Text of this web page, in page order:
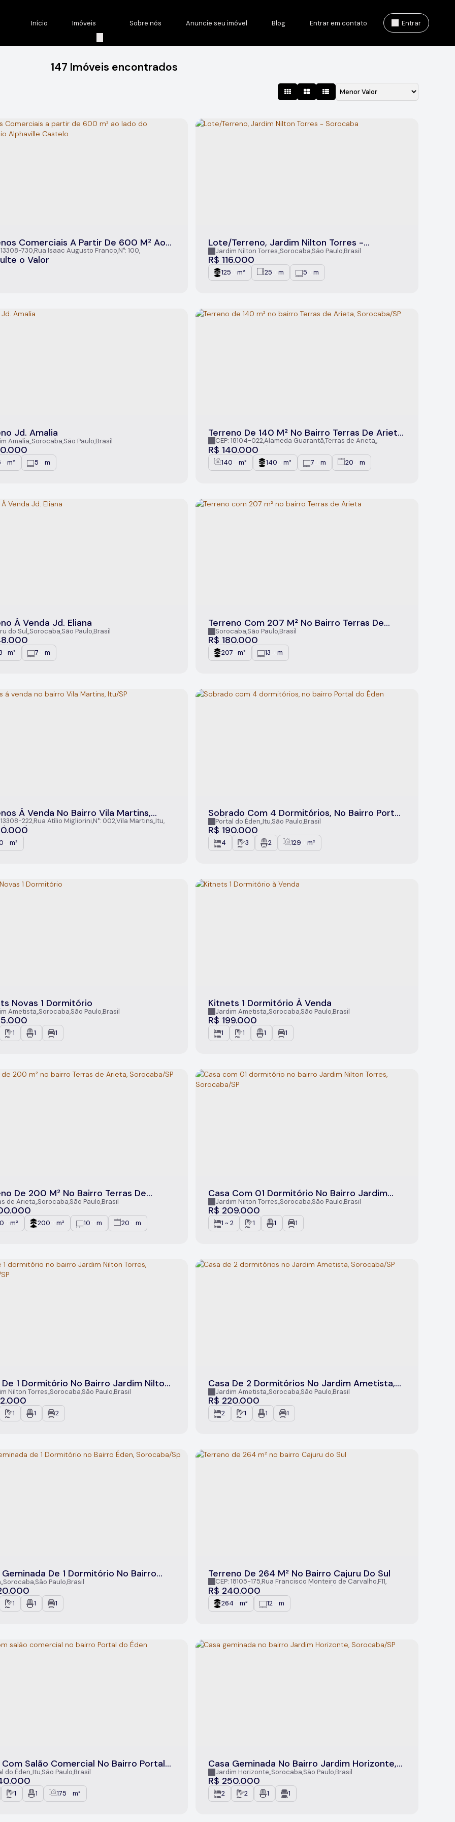
Entrar
Entrar em contato
Blog
Anuncie seu imóvel
Sobre nós
Imóveis
Início
147 Imóveis encontrados
Comerciais A Partir De 600 M² Ao
Condomínio Alphaville Castelo
o Valor
13308-730,Rua Isaac Augusto Franco,N°: 100,
Alphaville Castello
São Paulo Brasil
Lote/Terreno, Jardim Nilton Torres -
Sorocaba
R$ 116.000
Jardim Nilton Torres,Sorocaba,São Paulo,Brasil
125 .00m² 25 .00m 5 .00m
Jd. Amalia
Amalia,Sorocaba,São Paulo,Brasil
m² 5 m
Terreno De 140 M² No Bairro Terras De Arieta,
Sorocaba/SP
R$ 140.000
CEP: 18104-022,Alameda Guarantã,Terras de Arieta,
Sorocaba,São Paulo
Brasil
140 .00m² 140 .00m² 7 .00m 20 .00m
Á Venda Jd. Eliana
do Sul,Sorocaba,São Paulo,Brasil
m² 7 m
Terreno Com 207 M² No Bairro Terras De
Arieta
R$ 180.000
Sorocaba,São Paulo,Brasil
207 .10m² 13 .50m
Á Venda No Bairro Vila Martins,
13308-222,Rua Atílio Migliorini,N°: 002,Vila Martins,Itu,
,Brasil
m²
Sobrado Com 4 Dormitórios, No Bairro Portal
Do Éden
R$ 190.000
Portal do Éden,Itu,São Paulo,Brasil
4 3 2 129 .00m²
Novas 1 Dormitório
Ametista,Sorocaba,São Paulo,Brasil
1 1 1
Kitnets 1 Dormitório À Venda
R$ 199.000
Jardim Ametista,Sorocaba,São Paulo,Brasil
1 1 1 1
De 200 M² No Bairro Terras De
Sorocaba/SP
de Arieta,Sorocaba,São Paulo,Brasil
m² 200 m² 10 m 20 m
Casa Com 01 Dormitório No Bairro Jardim
Nilton Torres, Sorocaba/SP
R$ 209.000
Jardim Nilton Torres,Sorocaba,São Paulo,Brasil
1 ~ 2 1 1 1
De 1 Dormitório No Bairro Jardim Nilton
Sorocaba/SP
Nilton Torres,Sorocaba,São Paulo,Brasil
1 1 2
Casa De 2 Dormitórios No Jardim Ametista,
Sorocaba/SP
R$ 220.000
Jardim Ametista,Sorocaba,São Paulo,Brasil
2 1 1 1
Geminada De 1 Dormitório No Bairro
Sorocaba/Sp
,Sorocaba,São Paulo,Brasil
1 1 1
Terreno De 264 M² No Bairro Cajuru Do Sul
R$ 240.000
CEP: 18105-175,Rua Francisco Monteiro de Carvalho,F11,
Cajuru do Sul,Sorocaba São Paulo
Brasil
264 .00m² 12 .00m
Com Salão Comercial No Bairro Portal
do Éden,Itu,São Paulo,Brasil
1 1 175 m²
Casa Geminada No Bairro Jardim Horizonte,
Sorocaba/SP
R$ 250.000
Jardim Horizonte,Sorocaba,São Paulo,Brasil
2 2 1 1